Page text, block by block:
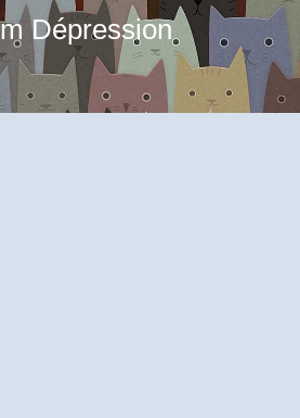
Dépression